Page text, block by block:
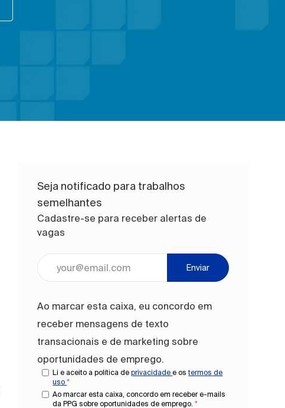
Seja notificado para trabalhos
semelhantes
Cadastre-se para receber alertas de
vagas
Ao marcar esta caixa, eu concordo em
receber mensagens de texto
transacionais e de marketing sobre
oportunidades de emprego.
Li e aceito a política deprivacidadee ostermos de
uso*
Ao marcar esta caixa, concordo em receber e-mails
da PPG sobre oportunidades de emprego. *
Enviar